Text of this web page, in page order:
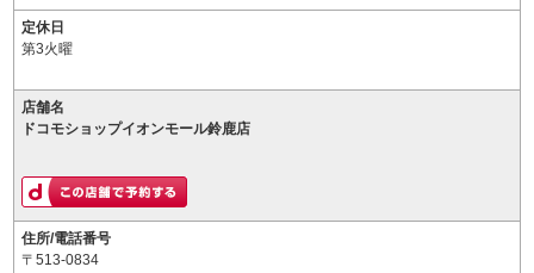
定休日
第3火曜
店舗名
ドコモショップイオンモール鈴鹿店
住所/電話番号
〒513-0834